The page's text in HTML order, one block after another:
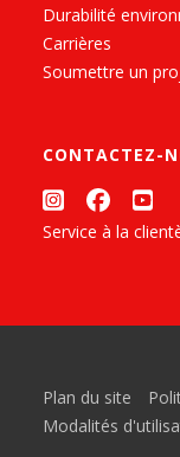
Durabilité
Carrières
Soumettre un
CONTACTEZ-
Service à la
Plan du site
Modalités